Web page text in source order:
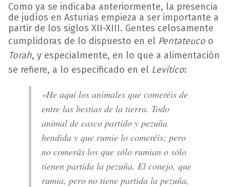
Como ya se indicaba anteriormente, la presencia
de judíos en Asturias empieza a ser importante a
partir de los siglos XII-XIII. Gentes celosamente
cumplidoras de lo dispuesto en el Pentateuco o
Torah, y especialmente, en lo que a alimentación
se refiere, a lo especificado en el Levítico:
«He aquí los animales que comeréis de
entre las bestias de la tierra. Todo
animal de casco partido y pezuña
hendida y que rumie lo comeréis; pero
no comerás los que sólo rumian o sólo
tienen partida la pezuña. El conejo, que
rumia, pero no tiene partida la pezuña,